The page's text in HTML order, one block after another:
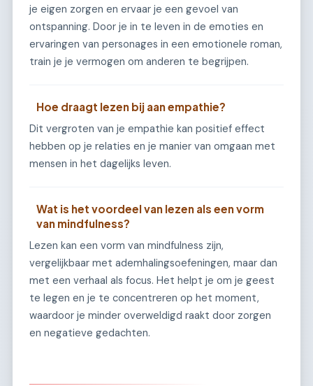
je eigen zorgen en ervaar je een gevoel van
ontspanning. Door je in te leven in de emoties en
ervaringen van personages in een emotionele roman,
train je je vermogen om anderen te begrijpen.
Hoe draagt lezen bij aan empathie?
Dit vergroten van je empathie kan positief effect
hebben op je relaties en je manier van omgaan met
mensen in het dagelijks leven.
Wat is het voordeel van lezen als een vorm
van mindfulness?
Lezen kan een vorm van mindfulness zijn,
vergelijkbaar met ademhalingsoefeningen, maar dan
met een verhaal als focus. Het helpt je om je geest
te legen en je te concentreren op het moment,
waardoor je minder overweldigd raakt door zorgen
en negatieve gedachten.